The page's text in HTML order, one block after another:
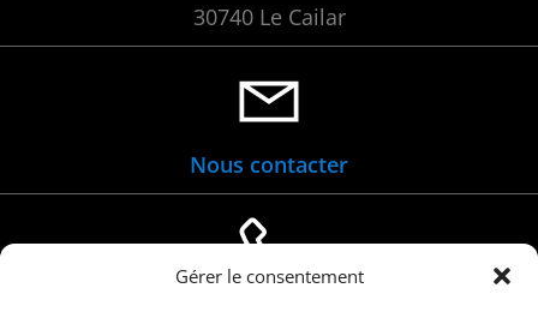
Gérer le consentement
30740 Le Cailar
Nous contacter